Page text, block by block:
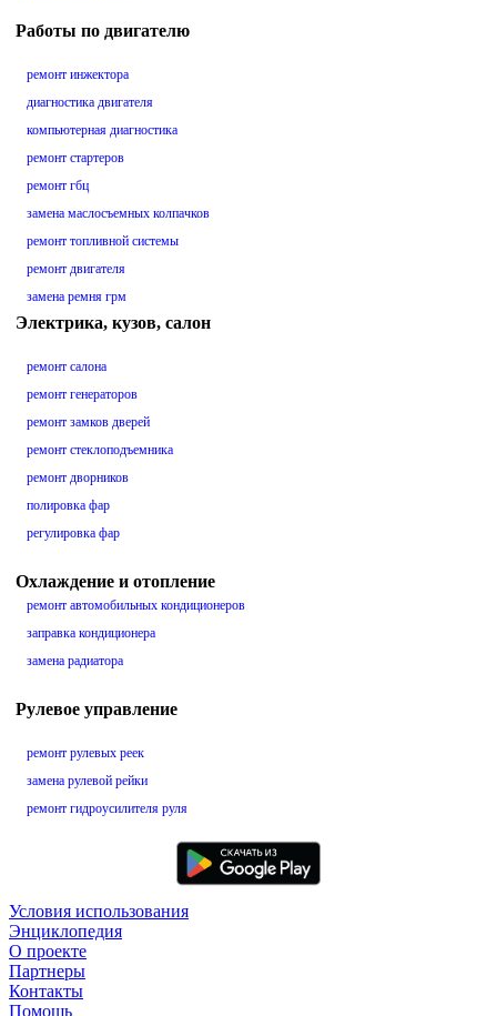
Работы по двигателю
ремонт инжектора
диагностика двигателя
компьютерная диагностика
ремонт стартеров
ремонт гбц
замена маслосъемных колпачков
ремонт топливной системы
ремонт двигателя
замена ремня грм
Электрика, кузов, салон
ремонт салона
ремонт генераторов
ремонт замков дверей
ремонт стеклоподъемника
ремонт дворников
полировка фар
регулировка фар
Охлаждение и отопление
ремонт автомобильных кондиционеров
заправка кондиционера
замена радиатора
Рулевое управление
ремонт рулевых реек
замена рулевой рейки
ремонт гидроусилителя руля
Условия использования
Энциклопедия
О проекте
Партнеры
Контакты
Помощь